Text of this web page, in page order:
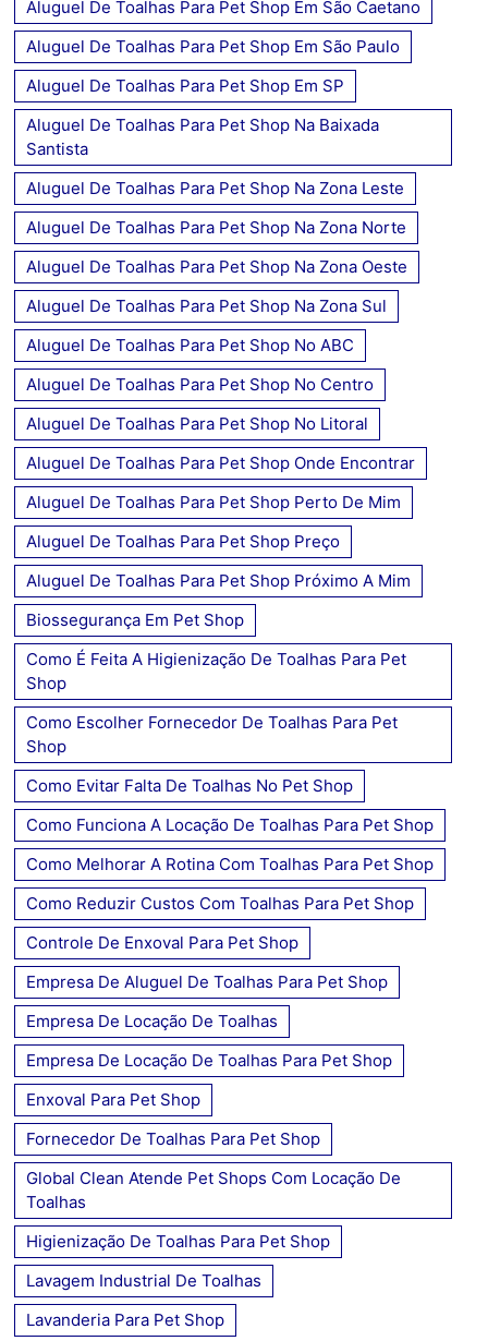
Aluguel De Toalhas Para Pet Shop Em São Caetano
Aluguel De Toalhas Para Pet Shop Em São Paulo
Aluguel De Toalhas Para Pet Shop Em SP
Aluguel De Toalhas Para Pet Shop Na Baixada
Santista
Aluguel De Toalhas Para Pet Shop Na Zona Leste
Aluguel De Toalhas Para Pet Shop Na Zona Norte
Aluguel De Toalhas Para Pet Shop Na Zona Oeste
Aluguel De Toalhas Para Pet Shop Na Zona Sul
Aluguel De Toalhas Para Pet Shop No ABC
Aluguel De Toalhas Para Pet Shop No Centro
Aluguel De Toalhas Para Pet Shop No Litoral
Aluguel De Toalhas Para Pet Shop Onde Encontrar
Aluguel De Toalhas Para Pet Shop Perto De Mim
Aluguel De Toalhas Para Pet Shop Preço
Aluguel De Toalhas Para Pet Shop Próximo A Mim
Biossegurança Em Pet Shop
Como É Feita A Higienização De Toalhas Para Pet
Shop
Como Escolher Fornecedor De Toalhas Para Pet
Shop
Como Evitar Falta De Toalhas No Pet Shop
Como Funciona A Locação De Toalhas Para Pet Shop
Como Melhorar A Rotina Com Toalhas Para Pet Shop
Como Reduzir Custos Com Toalhas Para Pet Shop
Controle De Enxoval Para Pet Shop
Empresa De Aluguel De Toalhas Para Pet Shop
Empresa De Locação De Toalhas
Empresa De Locação De Toalhas Para Pet Shop
Enxoval Para Pet Shop
Fornecedor De Toalhas Para Pet Shop
Global Clean Atende Pet Shops Com Locação De
Toalhas
Higienização De Toalhas Para Pet Shop
Lavagem Industrial De Toalhas
Lavanderia Para Pet Shop